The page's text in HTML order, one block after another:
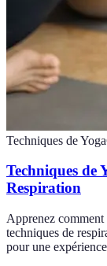
Techniques de Yoga
Techniques de
Respiration
Apprenez
techniques de
pour une